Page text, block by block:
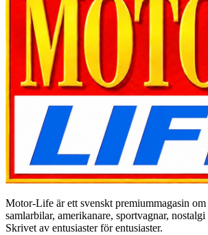
Motor-Life är ett svenskt premiummagasin
samlarbilar, amerikanare, sportvagnar,
Skrivet av entusiaster för entusiaster.